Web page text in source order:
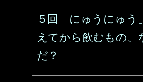
５回「にゅうにゅう
えてから飲むもの、
だ？